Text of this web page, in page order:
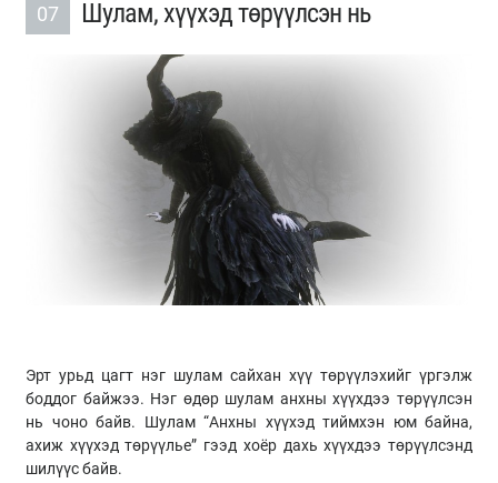
07 Шулам, хүүхэд төрүүлсэн нь
Эрт урьд цагт нэг шулам сайхан хүү төрүүлэхийг үргэлж
боддог байжээ. Нэг өдөр шулам анхны хүүхдээ төрүүлсэн
нь чоно байв. Шулам “Анхны хүүхэд тиймхэн юм байна,
ахиж хүүхэд төрүүлье” гээд хоёр дахь хүүхдээ төрүүлсэнд
шилүүс байв.